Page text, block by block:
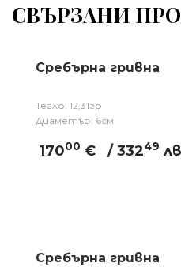
СВЪРЗАНИ
Сребърна гривна
Тегло: 12,31гр
Диаметър: 6см
17000 € / 33249
Сребърна гривна